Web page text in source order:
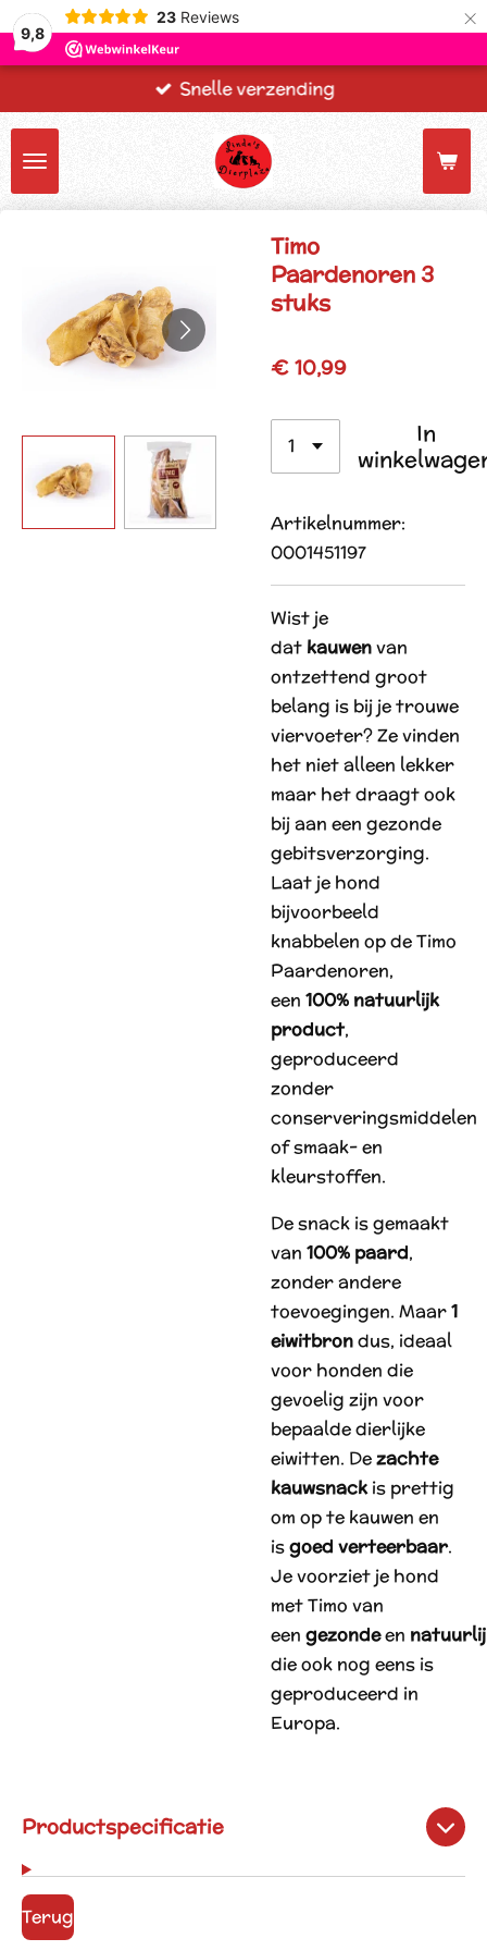
9,8
23 Reviews ×
Snelle verzending
Timo
Paardenoren 3
stuks
€ 10,99
In
Artikelnummer:
0001451197
Wist je
dat kauwenvan
ontzettend groot
belang is bij je trouwe
viervoeter? Ze vinden
het niet alleen lekker
maar het draagt ook
bij aan een gezonde
gebitsverzorging.
Laat je hond
bijvoorbeeld
knabbelen op deTimo
Paardenoren,
een 100% natuurlijk
product,
geproduceerd
zonder
conserveringsmiddelen
of smaak- en
kleurstoffen.
De snack is gemaakt
van 100% paard,
zonder andere
toevoegingen. Maar1
eiwitbrondus, ideaal
voor honden die
gevoelig zijn voor
bepaalde dierlijke
eiwitten. Dezachte
kauwsnack is prettig
om op te kauwen en
isgoed verteerbaar.
Je voorziet je hond
met Timo van
een gezondeen
die ook nog eens is
geproduceerd in
Europa.
Productspecificatie
Terug